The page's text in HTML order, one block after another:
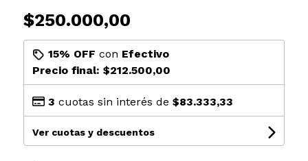
$250.000,00
15% OFF con Efectivo
Precio final: $212.500,00
3 cuotas sin interés de $83.333,33
Ver cuotas y descuentos